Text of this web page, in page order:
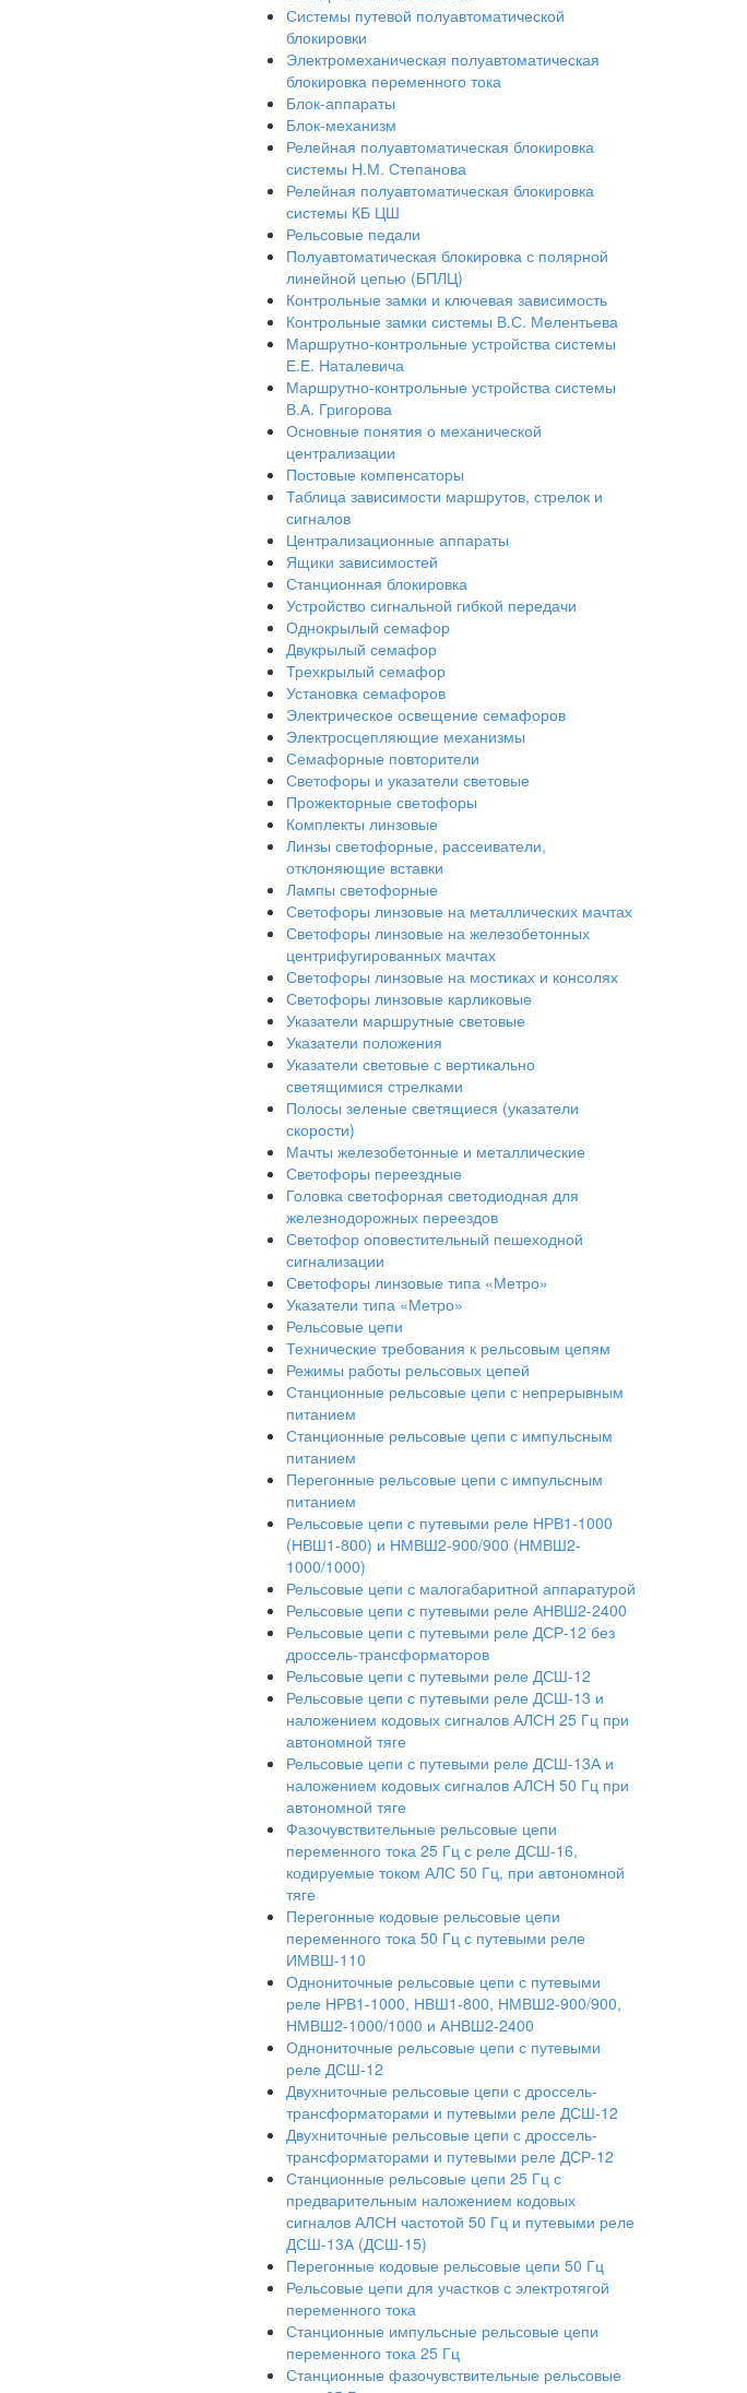
Системы путевой полуавтоматической
блокировки
Электромеханическая полуавтоматическая
блокировка переменного тока
Блок-аппараты
Блок-механизм
Релейная полуавтоматическая блокировка
системы Н.М. Степанова
Релейная полуавтоматическая блокировка
системы КБ ЦШ
Рельсовые педали
Полуавтоматическая блокировка с полярной
линейной цепью (БПЛЦ)
Контрольные замки и ключевая зависимость
Контрольные замки системы В.С. Мелентьева
Маршрутно-контрольные устройства системы
Е.Е. Наталевича
Маршрутно-контрольные устройства системы
В.А. Григорова
Основные понятия о механической
централизации
Постовые компенсаторы
Таблица зависимости маршрутов, стрелок и
сигналов
Централизационные аппараты
Ящики зависимостей
Станционная блокировка
Устройство сигнальной гибкой передачи
Однокрылый семафор
Двукрылый семафор
Трехкрылый семафор
Установка семафоров
Электрическое освещение семафоров
Электросцепляющие механизмы
Семафорные повторители
Светофоры и указатели световые
Прожекторные светофоры
Комплекты линзовые
Линзы светофорные, рассеиватели,
отклоняющие вставки
Лампы светофорные
Светофоры линзовые на металлических мачтах
Светофоры линзовые на железобетонных
центрифугированных мачтах
Светофоры линзовые на мостиках и консолях
Светофоры линзовые карликовые
Указатели маршрутные световые
Указатели положения
Указатели световые с вертикально
светящимися стрелками
Полосы зеленые светящиеся (указатели
скорости)
Мачты железобетонные и металлические
Светофоры переездные
Головка светофорная светодиодная для
железнодорожных переездов
Светофор оповестительный пешеходной
сигнализации
Светофоры линзовые типа «Метро»
Указатели типа «Метро»
Рельсовые цепи
Технические требования к рельсовым цепям
Режимы работы рельсовых цепей
Станционные рельсовые цепи с непрерывным
питанием
Станционные рельсовые цепи с импульсным
питанием
Перегонные рельсовые цепи с импульсным
питанием
Рельсовые цепи с путевыми реле НРВ1-1000
(НВШ1-800) и НМВШ2-900/900 (НМВШ2-
1000/1000)
Рельсовые цепи с малогабаритной аппаратурой
Рельсовые цепи с путевыми реле АНВШ2-2400
Рельсовые цепи с путевыми реле ДСР-12 без
дроссель-трансформаторов
Рельсовые цепи с путевыми реле ДСШ-12
Рельсовые цепи с путевыми реле ДСШ-13 и
наложением кодовых сигналов АЛСН 25 Гц при
автономной тяге
Рельсовые цепи с путевыми реле ДСШ-13А и
наложением кодовых сигналов АЛСН 50 Гц при
автономной тяге
Фазочувствительные рельсовые цепи
переменного тока 25 Гц с реле ДСШ-16,
кодируемые током АЛС 50 Гц, при автономной
тяге
Перегонные кодовые рельсовые цепи
переменного тока 50 Гц с путевыми реле
ИМВШ-110
Однониточные рельсовые цепи с путевыми
реле НРВ1-1000, НВШ1-800, НМВШ2-900/900,
НМВШ2-1000/1000 и АНВШ2-2400
Однониточные рельсовые цепи с путевыми
реле ДСШ-12
Двухниточные рельсовые цепи с дроссель-
трансформаторами и путевыми реле ДСШ-12
Двухниточные рельсовые цепи с дроссель-
трансформаторами и путевыми реле ДСР-12
Станционные рельсовые цепи 25 Гц с
предварительным наложением кодовых
сигналов АЛСН частотой 50 Гц и путевыми реле
ДСШ-13А (ДСШ-15)
Перегонные кодовые рельсовые цепи 50 Гц
Рельсовые цепи для участков с электротягой
переменного тока
Станционные импульсные рельсовые цепи
переменного тока 25 Гц
Станционные фазочувствительные рельсовые